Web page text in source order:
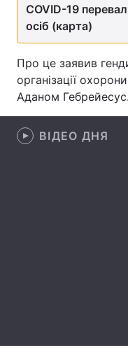
Економіка
Спорт
Техно і зв'язок
Зброя
Здоров'я
COVID-19
осіб (карта)
Про це заявив
організації
Аданом Гебрейесус.
ВІДЕО ДНЯ